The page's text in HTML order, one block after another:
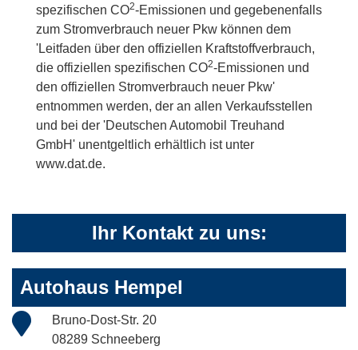
spezifischen CO2-Emissionen und gegebenenfalls
zum Stromverbrauch neuer Pkw können dem
'Leitfaden über den offiziellen Kraftstoffverbrauch,
die offiziellen spezifischen CO2-Emissionen und
den offiziellen Stromverbrauch neuer Pkw'
entnommen werden, der an allen Verkaufsstellen
und bei der 'Deutschen Automobil Treuhand
GmbH' unentgeltlich erhältlich ist unter
www.dat.de.
Ihr Kontakt zu uns:
Autohaus Hempel
Bruno-Dost-Str. 20
08289 Schneeberg